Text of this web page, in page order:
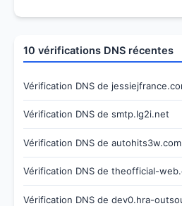
10 vérifications DNS récentes
Vérification DNS de
Vérification DNS de smtp.lg2i.net
Vérification DNS de autohits3w.com
Vérification DNS de theofficial-
Vérification DNS de dev0.hra-